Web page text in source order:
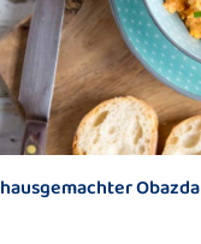
hausgemachter Obazda